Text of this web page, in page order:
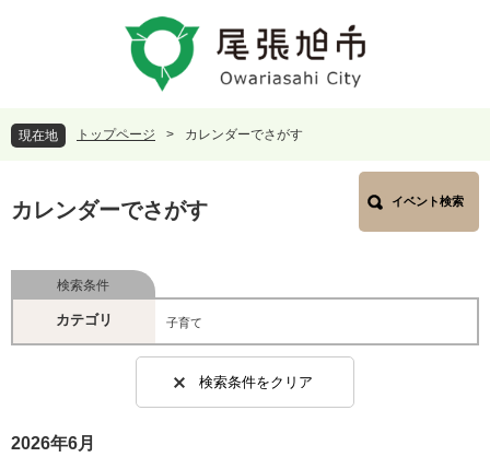
頭
で
飛
ば
本
現在地 トップページ > カレンダーでさがす
文
カレンダーでさがす イベント検索
検索条件
カテゴリ 子育て
検索条件をクリア
2026年6月